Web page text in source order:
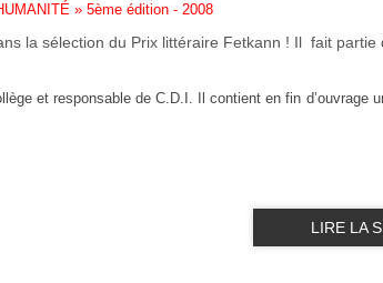
» 5ème édition - 2008
la sélection du Prix littéraire Fetkann ! Il fait partie
et responsable de C.D.I. Il contient en fin d’ouvrage
LIRE LA